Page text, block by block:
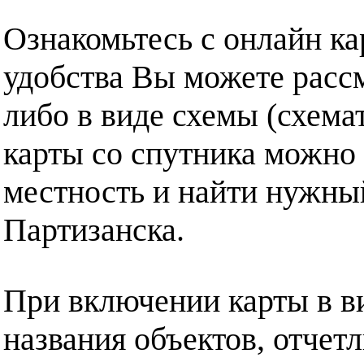
Ознакомьтесь с онлайн
удобства Вы можете
либо в виде схемы
карты со спутника можно
местность и найти
Партизанска.
При включении карты в
названия объектов,